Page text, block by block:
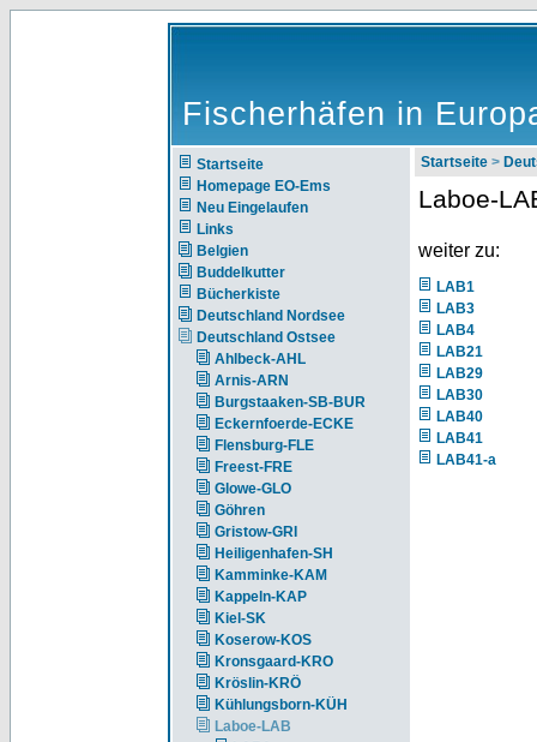
Fischerhäfen in
Startseite
Homepage EO-Ems
Neu Eingelaufen
Links
Belgien
Buddelkutter
Bücherkiste
Deutschland Nordsee
Deutschland Ostsee
Ahlbeck-AHL
Arnis-ARN
Burgstaaken-SB-BUR
Eckernfoerde-ECKE
Flensburg-FLE
Freest-FRE
Glowe-GLO
Göhren
Gristow-GRI
Heiligenhafen-SH
Kamminke-KAM
Kappeln-KAP
Kiel-SK
Koserow-KOS
Kronsgaard-KRO
Kröslin-KRÖ
Kühlungsborn-KÜH
Laboe-LAB
Startseite >
Laboe-
weiter zu:
LAB1
LAB3
LAB4
LAB21
LAB29
LAB30
LAB40
LAB41
LAB41-a